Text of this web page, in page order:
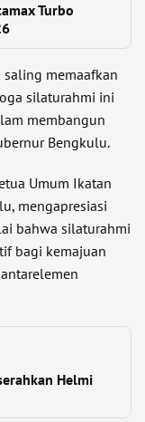
Turbo
memaafkan
silaturahmi ini
membangun
Bengkulu.
Umum Ikatan
mengapresiasi
bahwa silaturahmi
bagi kemajuan
Helmi